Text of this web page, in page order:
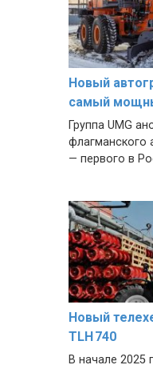
Новый
самый
Группа UMG
флагманского
— первого в
Новый
TLH 740
В начале 2025